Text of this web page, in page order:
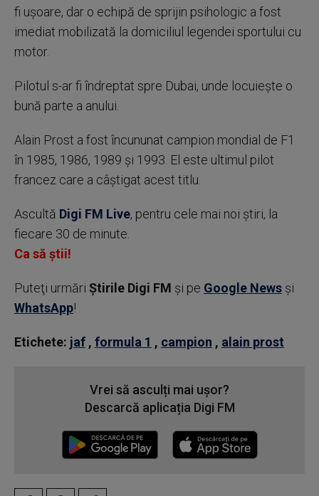
fi uşoare, dar o echipă de sprijin psihologic a fost
imediat mobilizată la domiciliul legendei sportului cu
motor.
Pilotul s-ar fi îndreptat spre Dubai, unde locuieşte o
bună parte a anului.
Alain Prost a fost încununat campion mondial de F1
în 1985, 1986, 1989 şi 1993. El este ultimul pilot
francez care a câştigat acest titlu.
Ascultă Digi FM Live, pentru cele mai noi știri, la
fiecare 30 de minute.
Ca să știi!
Puteţi urmări Știrile Digi FM şi pe Google News şi
WhatsApp!
Etichete: jaf , formula 1 , campion , alain prost
Vrei să asculți mai ușor?
Descarcă aplicația Digi FM